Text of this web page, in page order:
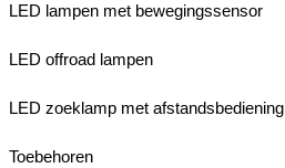
LED lampen met bewegingssensor
LED offroad lampen
LED zoeklamp met afstandsbediening
Toebehoren